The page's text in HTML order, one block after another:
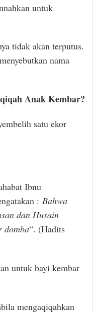
untuk
tidak akan terputus.
nama
Anak Kembar?
satu ekor
Ibnu
: Bahwa
dan Husain
domba“. (Hadits
untuk bayi kembar
mengaqiqahkan